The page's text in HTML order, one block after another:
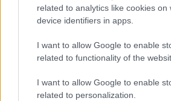
related to analytics like cookies on
device identifiers in apps.
I want to allow Google to enable
related to functionality of the
I want to allow Google to enable
related to personalization.